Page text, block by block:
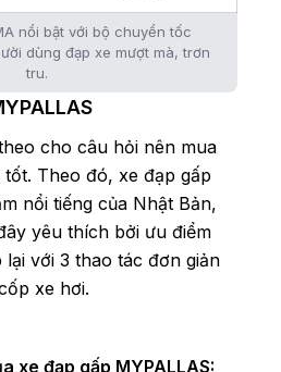
nổi bật với bộ chuyển tốc
dùng đạp xe mượt mà, trơn
tru.
cho câu hỏi nên mua
Theo đó, xe đạp gấp
nổi tiếng của Nhật Bản,
yêu thích bởi ưu điểm
lại với 3 thao tác đơn giản
xe hơi.
xe đạp gấp MYPALLAS: